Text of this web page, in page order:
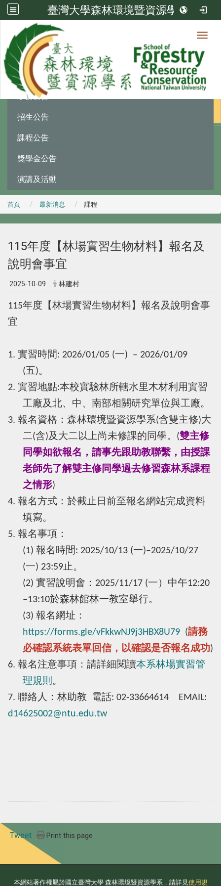
臺灣大學森林環境暨資源學系
最新消息
系務公告
招生公告
課程公告
獎學金公告
演講及活動
首頁 最新消息 課程
115年度【林場實習生物材料】報名及
說明會事宜
2025-10-09 林建村
115年度【林場實習生物材料】 報名及說明會事
宜
1. 實習時間: 2026/01/05 (一) – 2026/01/09
(五)。
2. 實習地點:本校實驗林所轄水里木材利用實習
工廠及北、中、南部相關研究單位與工廠。
3. 報名資格：森林環境暨資源學系(含雙主修)大
二(含)及大二以上尚未修課的同學。(雙主修
同學如欲報名，請事先跟助教聯繫，由授課
老師先了解雙主修同學過去修習森林系課程
之情形)
4. 報名方式：於截止日前至報名網站完成資料
填寫。
5. 報名事項：
(1) 報名時間: 2025/10/13 (一)–2025/10/27
(一) 23:59止。
(2) 實習說明會：2025/11/17 (一）中午12:20
–13:10於森林館林一教室舉行。
(3) 報名網址：
https://forms.gle/vFkkwNJ9j3HBX8U79 (請務
必確認系統表單回信，以確認是否報名成功)
6. 報名注意事項： 請詳細閱讀本系林場實習管
理規則 。
7. 聯絡人：林助教 電話: 02-33664614 EMAIL:
d14625002@ntu.edu.tw
Tweet Print this page
本網站著作權屬於國立臺灣大學 森林環境暨資源學系，請詳見使用規